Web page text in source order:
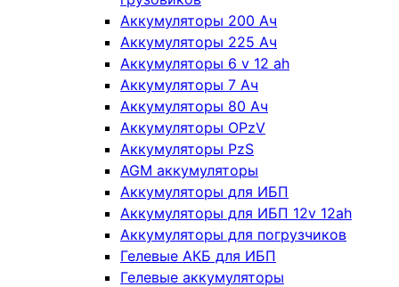
Аккумуляторы 200 Ач
Аккумуляторы 225 Ач
Аккумуляторы 6 v 12 ah
Аккумуляторы 7 Ач
Аккумуляторы 80 Ач
Аккумуляторы OPzV
Аккумуляторы PzS
AGM аккумуляторы
Аккумуляторы для ИБП
Аккумуляторы для ИБП 12v 12ah
Аккумуляторы для погрузчиков
Гелевые АКБ для ИБП
Гелевые аккумуляторы